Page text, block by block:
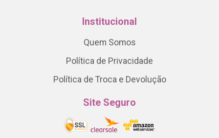
Institucional
Quem Somos
Política de Privacidade
Política de Troca e Devolução
Site Seguro